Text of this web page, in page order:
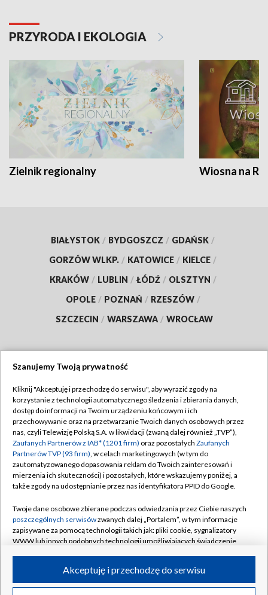
PRZYRODA I EKOLOGIA
Zielnik regionalny Wiosna na
BIAŁYSTOK / BYDGOSZCZ / GDAŃSK /
GORZÓW WLKP. / KATOWICE / KIELCE /
KRAKÓW / LUBLIN / ŁÓDŹ / OLSZTYN /
OPOLE / POZNAŃ / RZESZÓW /
SZCZECIN / WARSZAWA / WROCŁAW
TVP
Abonament TVP
Emisja w TVP
Centrum informacji TVP
Naziemna Telewizja Cyfrowa
Rada Programowa
System NOS
Informacje o nadawcy
Program dla prasy
Regulamin TVP
Polityka prywatności
Moje zgody
Pomoc
Kontakt
Kanały
©2026 Telewizja Polska S.A. w likwidacji
Szanujemy Twoją prywatność
Kliknij "Akceptuję i przechodzę do serwisu", aby wyrazić zgody na
korzystanie z technologii automatycznego śledzenia i zbierania danych,
dostęp do informacji na Twoim urządzeniu końcowym i ich
przechowywanie oraz na przetwarzanie Twoich danych osobowych przez
nas, czyli Telewizję Polską S.A. w likwidacji (zwaną dalej również „TVP”),
Zaufanych Partnerów z IAB* (1201 firm) oraz pozostałych Zaufanych
Partnerów TVP (93 firm), w celach marketingowych (w tym do
zautomatyzowanego dopasowania reklam do Twoich zainteresowań i
mierzenia ich skuteczności) i pozostałych, które wskazujemy poniżej, a
także zgody na udostępnianie przez nas identyfikatora PPID do Google.
Twoje dane osobowe zbierane podczas odwiedzania przez Ciebie naszych
poszczególnych serwisówzwanych dalej „Portalem”, w tym informacje
zapisywane za pomocą technologii takich jak: pliki cookie, sygnalizatory
WWW lub innych podobnych technologii umożliwiających świadczenie
ruchu w Internecie.Akceptuję i przechodzę do serwisu